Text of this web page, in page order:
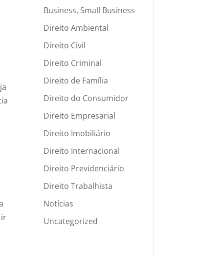
Business, Small Business
Direito Ambiental
Direito Civil
Direito Criminal
Direito de Família
Direito do Consumidor
Direito Empresarial
Direito Imobiliário
Direito Internacional
Direito Previdenciário
Direito Trabalhista
Notícias
Uncategorized